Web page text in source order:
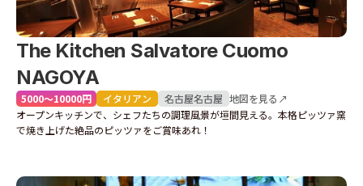
The Kitchen Salvatore Cuomo
NAGOYA
5000〜10000円 イタリアン 名古屋名古屋 地図を見る↗
オープンキッチンで、シェフたちの調理風景が垣間見える。本格ピッツァ窯
で焼き上げた絶品のピッツァをご賞味あれ！